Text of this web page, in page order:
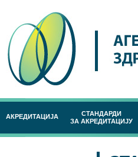
АКРЕДИТАЦИЈА
СТАНДАРДИ
ЗА АКРЕДИТАЦИЈУ